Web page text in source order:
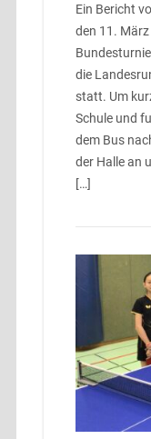
Ein Bericht
den 11.
die
statt. Um
Schule und
dem Bus
der Halle an
[…]